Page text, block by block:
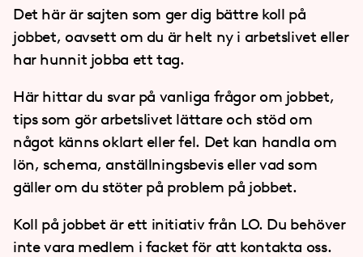
Det här är sajten som ger dig bättre koll på
jobbet, oavsett om du är helt ny i arbetslivet eller
har hunnit jobba ett tag.
Här hittar du svar på vanliga frågor om jobbet,
tips som gör arbetslivet lättare och stöd om
något känns oklart eller fel. Det kan handla om
lön, schema, anställningsbevis eller vad som
gäller om du stöter på problem på jobbet.
Koll på jobbet är ett initiativ från LO. Du behöver
inte vara medlem i facket för att kontakta oss.